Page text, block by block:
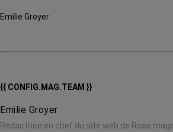
Emilie Groyer
{{ CONFIG.MAG.TEAM }}
Emilie Groyer
Rédactrice en chef du site web de Rose